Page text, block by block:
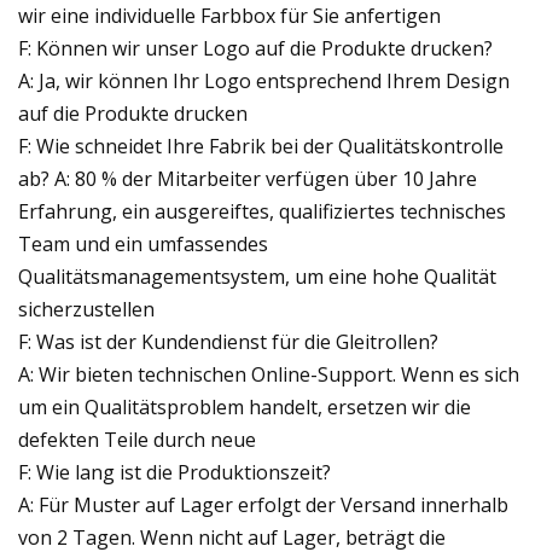
wir eine individuelle Farbbox für Sie anfertigen
F: Können wir unser Logo auf die Produkte drucken?
A: Ja, wir können Ihr Logo entsprechend Ihrem Design
auf die Produkte drucken
F: Wie schneidet Ihre Fabrik bei der Qualitätskontrolle
ab? A: 80 % der Mitarbeiter verfügen über 10 Jahre
Erfahrung, ein ausgereiftes, qualifiziertes technisches
Team und ein umfassendes
Qualitätsmanagementsystem, um eine hohe Qualität
sicherzustellen
F: Was ist der Kundendienst für die Gleitrollen?
A: Wir bieten technischen Online-Support. Wenn es sich
um ein Qualitätsproblem handelt, ersetzen wir die
defekten Teile durch neue
F: Wie lang ist die Produktionszeit?
A: Für Muster auf Lager erfolgt der Versand innerhalb
von 2 Tagen. Wenn nicht auf Lager, beträgt die